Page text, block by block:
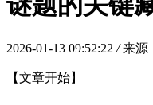
2026-01-13 09:52:22 / 来源
【文章开始】